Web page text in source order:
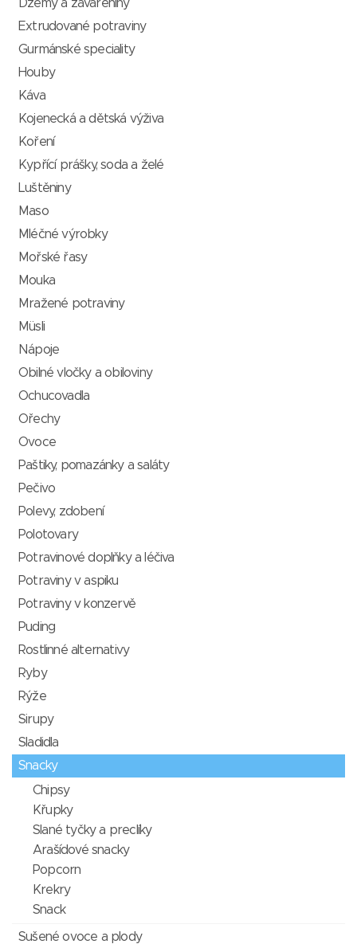
Džemy a zavařeniny
Extrudované potraviny
Gurmánské speciality
Houby
Káva
Kojenecká a dětská výživa
Koření
Kypřící prášky, soda a želé
Luštěniny
Maso
Mléčné výrobky
Mořské řasy
Mouka
Mražené potraviny
Müsli
Nápoje
Obilné vločky a obiloviny
Ochucovadla
Ořechy
Ovoce
Paštiky, pomazánky a saláty
Pečivo
Polevy, zdobení
Polotovary
Potravinové doplňky a léčiva
Potraviny v aspiku
Potraviny v konzervě
Puding
Rostlinné alternativy
Ryby
Rýže
Sirupy
Sladidla
Snacky
Chipsy
Křupky
Slané tyčky a preclíky
Arašídové snacky
Popcorn
Krekry
Snack
Sušené ovoce a plody